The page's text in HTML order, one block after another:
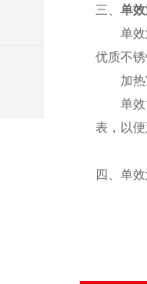
三、 单
单效浓
优质不
加热室
单效浓
表，以
四、单